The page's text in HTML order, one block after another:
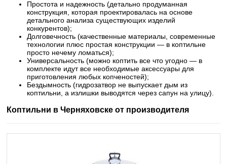
Простота и надежность (детально продуманная
конструкция, которая проектировалась на основе
детального анализа существующих изделий
конкурентов);
Долговечность (качественные материалы, современные
технологии плюс простая конструкции — в коптильне
просто нечему ломаться);
Универсальность (можно коптить все что угодно — в
комплекте идут все необходимые аксессуары для
приготовления любых копченостей);
Бездымность (гидрозатвор не выпускает дым из
коптильни, а излишки выводятся через сапун на улицу).
Коптильни в Черняховске от производителя